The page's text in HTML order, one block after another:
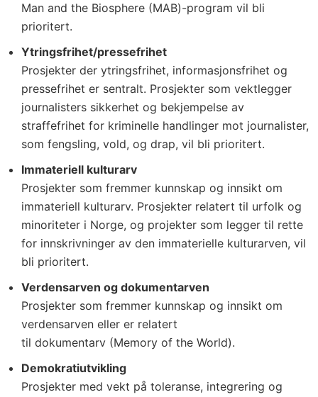
Man and the Biosphere (MAB)-program vil bli
prioritert.
Ytringsfrihet/pressefrihet
Prosjekter der ytringsfrihet, informasjonsfrihet og
pressefrihet er sentralt. Prosjekter som vektlegger
journalisters sikkerhet og bekjempelse av
straffefrihet for kriminelle handlinger mot journalister,
som fengsling, vold, og drap, vil bli prioritert.
Immateriell kulturarv
Prosjekter som fremmer kunnskap og innsikt om
immateriell kulturarv. Prosjekter relatert til urfolk og
minoriteter i Norge, og projekter som legger til rette
for innskrivninger av den immaterielle kulturarven, vil
bli prioritert.
Verdensarven og dokumentarven
Prosjekter som fremmer kunnskap og innsikt om
verdensarven eller er relatert
til dokumentarv (Memory of the World).
Demokratiutvikling
Prosjekter med vekt på toleranse, integrering og